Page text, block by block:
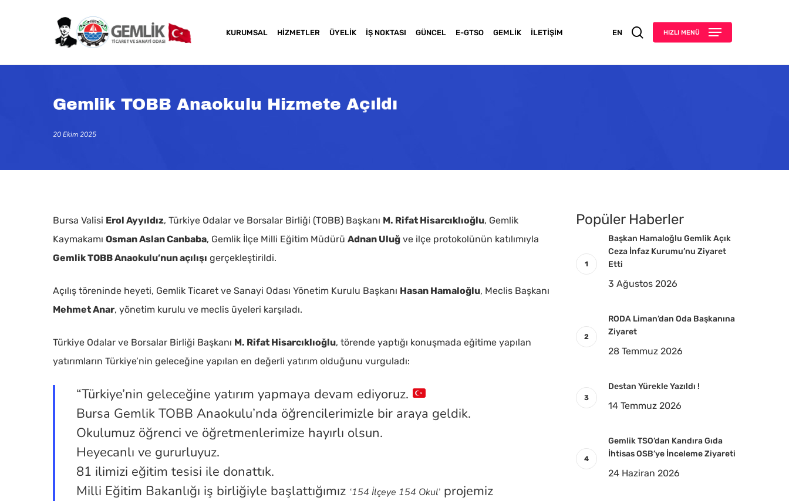
content
Kapatmak için arama veya ESC için enter tuşuna basınız
KURUMSAL HIZMETLER ÜYELIK İŞ NOKTASI GÜNCEL E-GTSO GEMLIK İLETIŞIM EN searchHIZLI MENÜ
Gemlik TOBB Anaokulu Hizmete Açıldı
20 Ekim 2025
Bursa Valisi Erol Ayyıldız, Türkiye Odalar ve Borsalar Birliği (TOBB) Başkanı M. Rifat Hisarcıklıoğlu, Gemlik
KaymakamıOsman Aslan Canbaba, Gemlik İlçe Milli Eğitim MüdürüAdnan Uluğ ve ilçe protokolünün katılımıyla
Gemlik TOBB Anaokulu’nun açılışı gerçekleştirildi.
Açılış töreninde heyeti, Gemlik Ticaret ve Sanayi Odası Yönetim Kurulu Başkanı Hasan Hamaloğlu, Meclis Başkanı
Mehmet Anar, yönetim kurulu ve meclis üyeleri karşıladı.
Türkiye Odalar ve Borsalar Birliği Başkanı M. Rifat Hisarcıklıoğlu, törende yaptığı konuşmada eğitime yapılan
yatırımların Türkiye’nin geleceğine yapılan en değerli yatırım olduğunu vurguladı:
“Türkiye’nin geleceğine yatırım yapmaya devam ediyoruz.
Bursa Gemlik TOBB Anaokulu’nda öğrencilerimizle bir araya geldik.
Okulumuz öğrenci ve öğretmenlerimize hayırlı olsun.
Heyecanlı ve gururluyuz.
81 ilimizi eğitim tesisi ile donattık.
Milli Eğitim Bakanlığı iş birliğiyle başlattığımız ‘154 İlçeye 154 Okul’projemiz
Popüler Haberler
Başkan Hamaloğlu Gemlik Açık
Ceza İnfaz Kurumu’nu Ziyaret
Etti
3 Ağustos 2026
RODA Liman’dan Oda Başkanına
Ziyaret
28 Temmuz 2026
Destan Yürekle Yazıldı !
14 Temmuz 2026
Gemlik TSO’dan Kandıra Gıda
İhtisas OSB’ye İnceleme Ziyareti
24 Haziran 2026